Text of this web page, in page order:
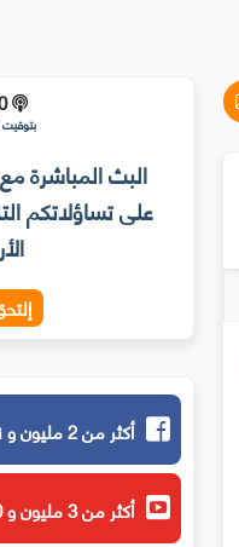
18:30
بتوقيت GMT+1
البث المباشرة
على تساؤلاتكم
أكثر من 2 مليون و نصف معجب
أكثر من 3 مليون و 800 ألف متابع